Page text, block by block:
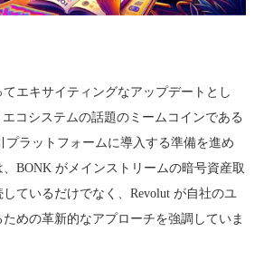
エキサイティングなアップデートとし
エコシステムの話題のミームコインである
プラットフォームに導入する準備を進め
BONK がメインストリームの暗号資産取
ているだけでなく、Revolut が自社のユ
めの革新的なアプローチを強調していま